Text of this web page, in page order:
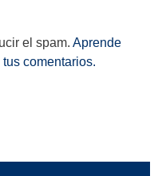
el spam. Aprende
comentarios.